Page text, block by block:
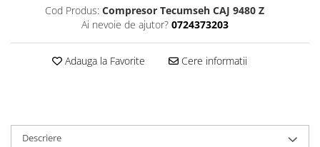
Cod Produs: Compresor Tecumseh CAJ 9480 Z
Ai nevoie de ajutor? 0724373203
Adauga la Favorite Cere informatii
Descriere